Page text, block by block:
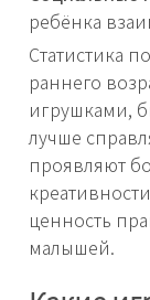
ребёнка
Статистика
раннего
игрушками,
лучше
проявляют
ценность
малышей.